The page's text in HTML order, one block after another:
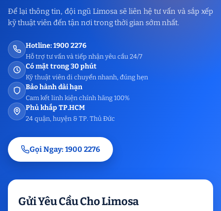
Để lại thông tin, đội ngũ Limosa sẽ liên hệ tư vấn và sắp xếp
kỹ thuật viên đến tận nơi trong thời gian sớm nhất.
Hotline: 1900 2276
Hỗ trợ tư vấn và tiếp nhận yêu cầu 24/7
Có mặt trong 30 phút
Kỹ thuật viên di chuyển nhanh, đúng hẹn
Bảo hành dài hạn
Cam kết linh kiện chính hãng 100%
Phủ khắp TP.HCM
24 quận, huyện & TP. Thủ Đức
Gọi Ngay: 1900 2276
Gửi Yêu Cầu Cho Limosa